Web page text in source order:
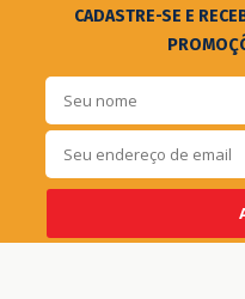
CADASTRE-SE E